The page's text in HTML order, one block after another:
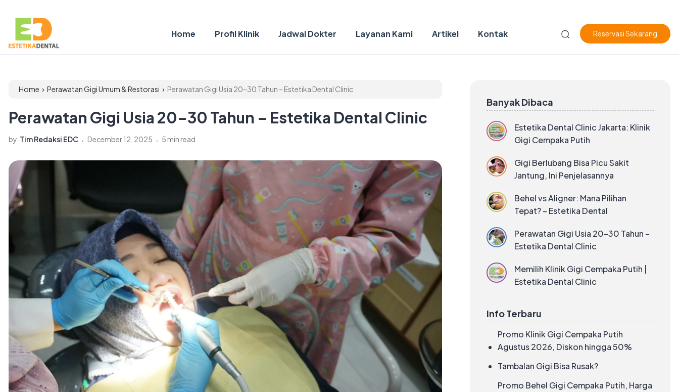
Reservasi Sekarang
Home Profil Klinik Jadwal Dokter Layanan Kami Artikel Kontak
Home › Perawatan Gigi Umum & Restorasi › Perawatan Gigi Usia 20–30 Tahun – Estetika Dental Clinic
Perawatan Gigi Usia 20–30 Tahun – Estetika Dental Clinic
by Tim Redaksi EDC December 12, 2025 5 min read
Banyak Dibaca
Estetika Dental Clinic Jakarta: Klinik
Gigi Cempaka Putih
Gigi Berlubang Bisa Picu Sakit
Jantung, Ini Penjelasannya
Behel vs Aligner: Mana Pilihan
Tepat? – Estetika Dental
Perawatan Gigi Usia 20–30 Tahun –
Estetika Dental Clinic
Memilih Klinik Gigi Cempaka Putih |
Estetika Dental Clinic
Info Terbaru
Promo Klinik Gigi Cempaka Putih
Agustus 2026, Diskon hingga 50%
Tambalan Gigi Bisa Rusak?
Promo Behel Gigi Cempaka Putih, Harga